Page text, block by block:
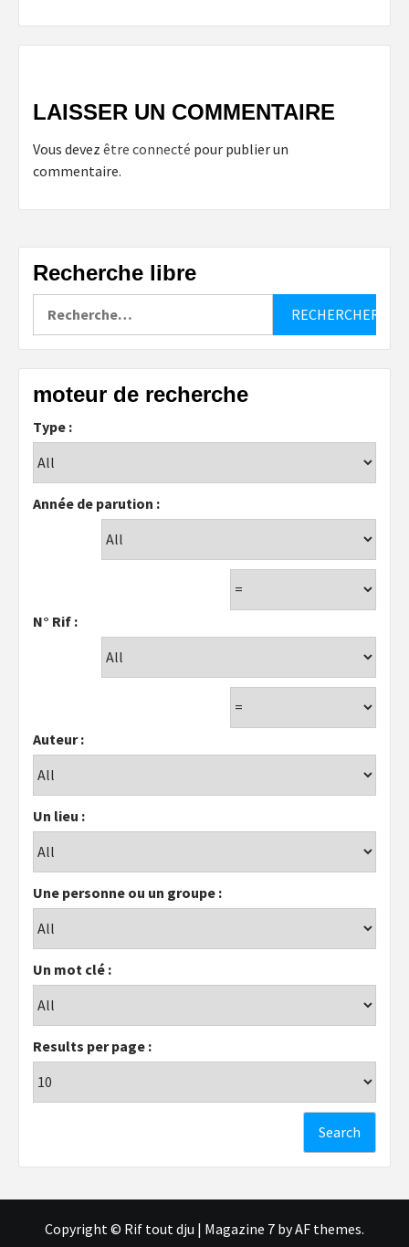
LAISSER UN COMMENTAIRE
Vous devez être connecté pour publier un
commentaire.
Recherche libre
moteur de recherche
Type :
Année de parution :
N° Rif :
Auteur :
Un lieu :
Une personne ou un groupe :
Un mot clé :
Results per page :
Copyright © Rif tout dju | Magazine 7 by AF themes.